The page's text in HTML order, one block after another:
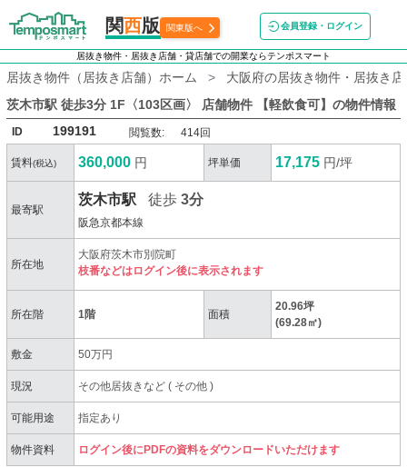
関西版 関東版へ 会員登録・ログイン
居抜き物件・居抜き店舗・貸店舗での開業ならテンポスマート
居抜き物件（居抜き店舗）ホーム
大阪府の居抜き物件・居抜き
茨木市駅 徒歩3分 1F〈103区画〉 店舗物件 【軽飲食可】 の物件情報
ID 199191 閲覧数: 414回
賃料(税込) 360,000 円 坪単価 17,175 円/坪
最寄駅
茨木市駅 徒歩3分
阪急京都本線
所在地
大阪府茨木市別院町
枝番などはログイン後に表示されます
所在階 1階 面積
20.96坪
(69.28㎡)
敷金 50万円
現況 その他居抜きなど( その他)
可能用途 指定あり
物件資料 ログイン後にPDFの資料をダウンロードいただけます